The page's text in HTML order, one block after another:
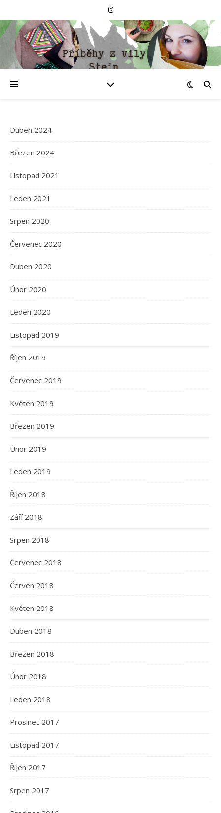
Duben 2024
Březen 2024
Listopad 2021
Leden 2021
Srpen 2020
Červenec 2020
Duben 2020
Únor 2020
Leden 2020
Listopad 2019
Říjen 2019
Červenec 2019
Květen 2019
Březen 2019
Únor 2019
Leden 2019
Říjen 2018
Září 2018
Srpen 2018
Červenec 2018
Červen 2018
Květen 2018
Duben 2018
Březen 2018
Únor 2018
Leden 2018
Prosinec 2017
Listopad 2017
Říjen 2017
Srpen 2017